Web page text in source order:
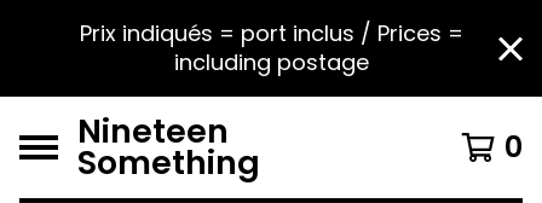
Prix indiqués = port inclus / Prices =
including postage
Nineteen
Something 0